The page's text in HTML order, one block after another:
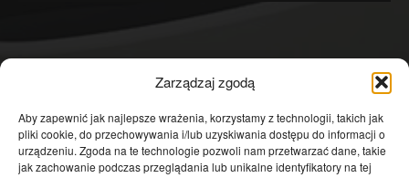
Zarządzaj zgodą
Aby zapewnić jak najlepsze wrażenia, korzystamy z technologii, takich jak
pliki cookie, do przechowywania i/lub uzyskiwania dostępu do informacji o
urządzeniu. Zgoda na te technologie pozwoli nam przetwarzać dane, takie
jak zachowanie podczas przeglądania lub unikalne identyfikatory na tej
Temat dnia
4601
Publicystyka
4363
Polityka
3639